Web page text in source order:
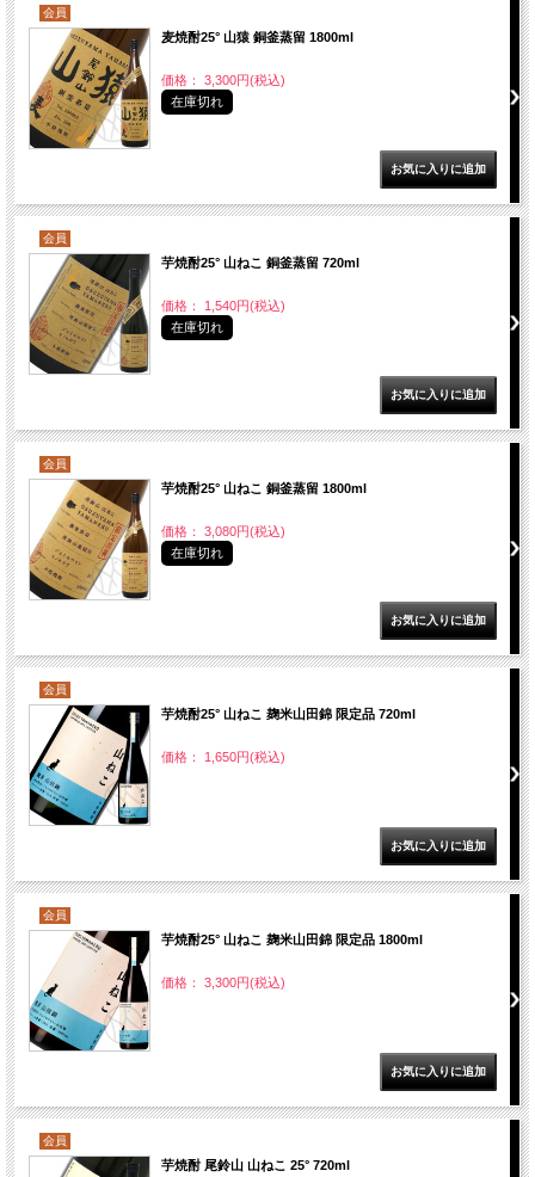
会員
麦焼酎25° 山猿 銅釜蒸留 1800ml
価格： 3,300円(税込)
在庫切れ
会員
芋焼酎25° 山ねこ 銅釜蒸留 720ml
価格： 1,540円(税込)
在庫切れ
会員
芋焼酎25° 山ねこ 銅釜蒸留 1800ml
価格： 3,080円(税込)
在庫切れ
会員
芋焼酎25° 山ねこ 麹米山田錦 限定品 720ml
価格： 1,650円(税込)
会員
芋焼酎25° 山ねこ 麹米山田錦 限定品 1800ml
価格： 3,300円(税込)
会員
芋焼酎 尾鈴山 山ねこ 25° 720ml